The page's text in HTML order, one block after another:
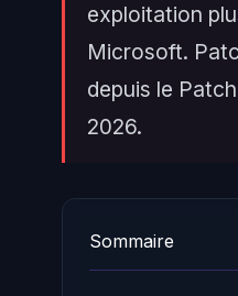
exploitation
Microsoft.
depuis le
2026.
Sommaire